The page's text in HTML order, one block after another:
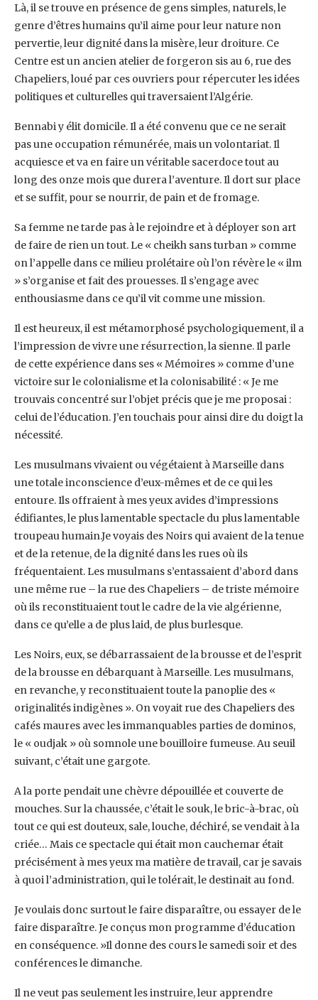
Là, il se trouve en présence de gens simples, naturels, le
genre d’êtres humains qu’il aime pour leur nature non
pervertie, leur dignité dans la misère, leur droiture. Ce
Centre est un ancien atelier de forgeron sis au 6, rue des
Chapeliers, loué par ces ouvriers pour répercuter les idées
politiques et culturelles qui traversaient l’Algérie.
Bennabi y élit domicile. Il a été convenu que ce ne serait
pas une occupation rémunérée, mais un volontariat. Il
acquiesce et va en faire un véritable sacerdoce tout au
long des onze mois que durera l’aventure. Il dort sur place
et se suffit, pour se nourrir, de pain et de fromage.
Sa femme ne tarde pas à le rejoindre et à déployer son art
de faire de rien un tout. Le « cheikh sans turban » comme
on l’appelle dans ce milieu prolétaire où l’on révère le « ilm
» s’organise et fait des prouesses. Il s’engage avec
enthousiasme dans ce qu’il vit comme une mission.
Il est heureux, il est métamorphosé psychologiquement, il a
l’impression de vivre une résurrection, la sienne. Il parle
de cette expérience dans ses « Mémoires » comme d’une
victoire sur le colonialisme et la colonisabilité : « Je me
trouvais concentré sur l’objet précis que je me proposai :
celui de l’éducation. J’en touchais pour ainsi dire du doigt la
nécessité.
Les musulmans vivaient ou végétaient à Marseille dans
une totale inconscience d’eux-mêmes et de ce qui les
entoure. Ils offraient à mes yeux avides d’impressions
édifiantes, le plus lamentable spectacle du plus lamentable
troupeau humain.Je voyais des Noirs qui avaient de la tenue
et de la retenue, de la dignité dans les rues où ils
fréquentaient. Les musulmans s’entassaient d’abord dans
une même rue – la rue des Chapeliers – de triste mémoire
où ils reconstituaient tout le cadre de la vie algérienne,
dans ce qu’elle a de plus laid, de plus burlesque.
Les Noirs, eux, se débarrassaient de la brousse et de l’esprit
de la brousse en débarquant à Marseille. Les musulmans,
en revanche, y reconstituaient toute la panoplie des «
originalités indigènes ». On voyait rue des Chapeliers des
cafés maures avec les immanquables parties de dominos,
le « oudjak » où somnole une bouilloire fumeuse. Au seuil
suivant, c’était une gargote.
A la porte pendait une chèvre dépouillée et couverte de
mouches. Sur la chaussée, c’était le souk, le bric-à-brac, où
tout ce qui est douteux, sale, louche, déchiré, se vendait à la
criée… Mais ce spectacle qui était mon cauchemar était
précisément à mes yeux ma matière de travail, car je savais
à quoi l’administration, qui le tolérait, le destinait au fond.
Je voulais donc surtout le faire disparaître, ou essayer de le
faire disparaître. Je conçus mon programme d’éducation
en conséquence. »Il donne des cours le samedi soir et des
conférences le dimanche.
Il ne veut pas seulement les instruire, leur apprendre